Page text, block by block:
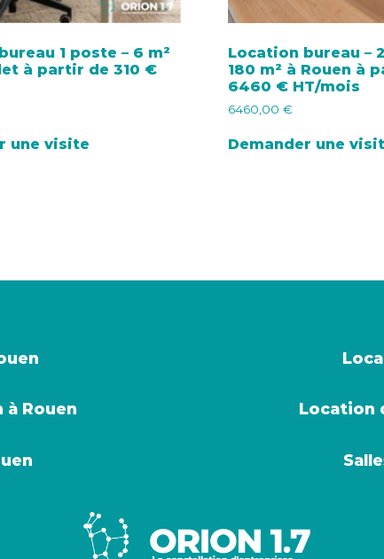
1 poste – 6 m²
à partir de 310 €
une visite
Location bureau –
180 m² à Rouen à
6460 € HT/mois
6460,00 €
Demander une
à Rouen Location